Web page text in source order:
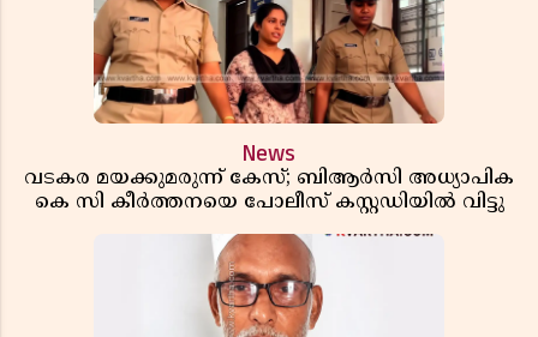
News
വടകര മയക്കുമരുന്ന് കേസ്; ബിആർസി അധ്യാപിക
കെ സി കീർത്തനയെ പോലീസ് കസ്റ്റഡിയിൽ വിട്ടു